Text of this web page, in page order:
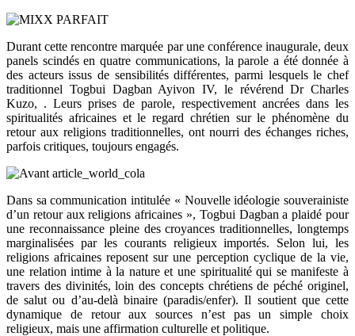
Durant cette rencontre marquée par une conférence inaugurale, deux
panels scindés en quatre communications, la parole a été donnée à
des acteurs issus de sensibilités différentes, parmi lesquels le chef
traditionnel Togbui Dagban Ayivon IV, le révérend Dr Charles
Kuzo, . Leurs prises de parole, respectivement ancrées dans les
spiritualités africaines et le regard chrétien sur le phénomène du
retour aux religions traditionnelles, ont nourri des échanges riches,
parfois critiques, toujours engagés.
Dans sa communication intitulée « Nouvelle idéologie souverainiste
d’un retour aux religions africaines », Togbui Dagban a plaidé pour
une reconnaissance pleine des croyances traditionnelles, longtemps
marginalisées par les courants religieux importés. Selon lui, les
religions africaines reposent sur une perception cyclique de la vie,
une relation intime à la nature et une spiritualité qui se manifeste à
travers des divinités, loin des concepts chrétiens de péché originel,
de salut ou d’au-delà binaire (paradis/enfer). Il soutient que cette
dynamique de retour aux sources n’est pas un simple choix
religieux, mais une affirmation culturelle et politique.